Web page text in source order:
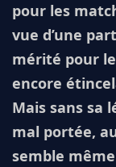
pour les
vue d’une
mérité pour
encore
Mais sans sa
mal portée,
semble